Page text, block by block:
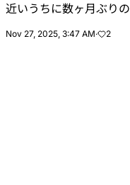
近いうちに数ヶ月ぶり
Nov 27, 2025, 3:47 AM· 2